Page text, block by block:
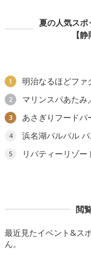
夏の人気スポ
【
1 明治なるほどフ
2 マリンスパあたみ
3 あさぎりフードパ
4 浜名湖パルパル
5
リバティーリゾ
閲
最近見たイベント&ス
ん。